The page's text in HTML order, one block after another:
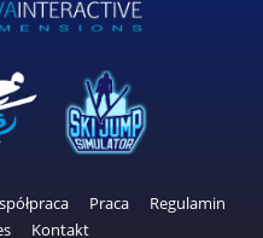
Praca
Regulamin
Kontakt